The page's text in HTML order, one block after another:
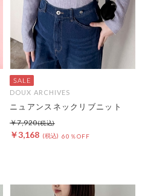
DOUX ARCHIVES
ニュアンスネックリブニット
￥3,168 60％OFF
￥7,920